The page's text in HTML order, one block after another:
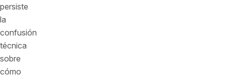
persiste
la
confusión
técnica
sobre
cómo